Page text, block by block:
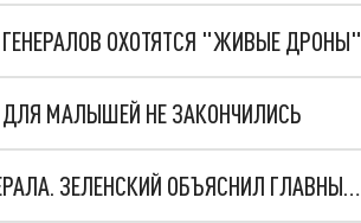
ОХОТЯТСЯ "ЖИВЫЕ ДРОНЫ"
МАЛЫШЕЙ НЕ ЗАКОНЧИЛИСЬ
"МЫ ВАС ЗАСТАВИМ": ЖУТКИЕ ДЕТАЛИ ОХОТЫ НА ГЕНЕРАЛА. ЗЕЛЕНСКИЙ ОБЪЯСНИЛ ГЛАВНЫЙ СМЫСЛ ТЕРАКТА В ЦЕНТРЕ МОСКВЫ